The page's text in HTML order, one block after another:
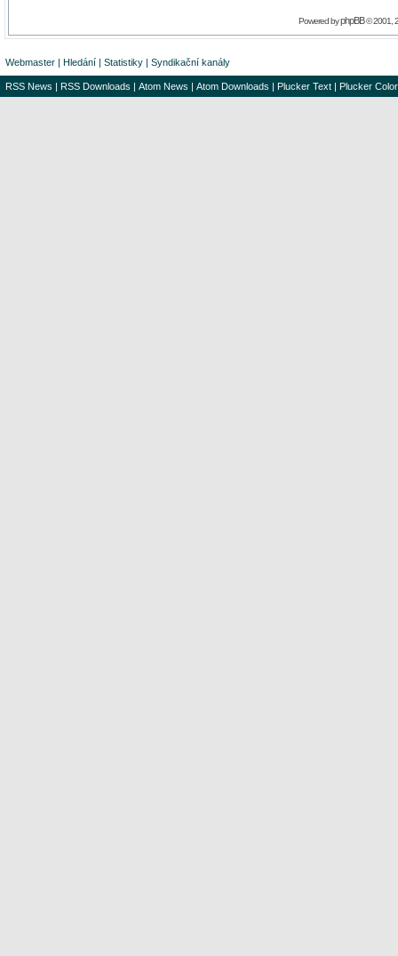
Powered byphpBB© 2001,
Webmaster | Hledání | Statistiky | Syndikační kanály
RSS News | RSS Downloads | Atom News | Atom Downloads | Plucker Text | Plucker Color